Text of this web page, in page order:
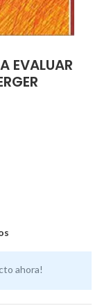
EVALUAR
ahora!